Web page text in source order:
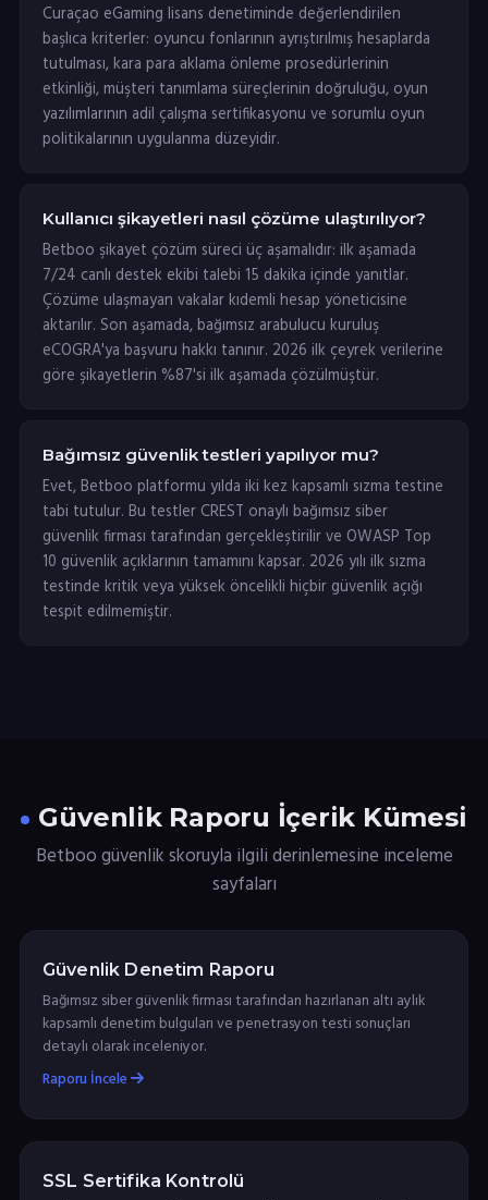
Curaçao eGaming lisans denetiminde değerlendirilen
başlıca kriterler: oyuncu fonlarının ayrıştırılmış hesaplarda
tutulması, kara para aklama önleme prosedürlerinin
etkinliği, müşteri tanımlama süreçlerinin doğruluğu, oyun
yazılımlarının adil çalışma sertifikasyonu ve sorumlu oyun
politikalarının uygulanma düzeyidir.
Kullanıcı şikayetleri nasıl çözüme ulaştırılıyor?
Betboo şikayet çözüm süreci üç aşamalıdır: ilk aşamada
7/24 canlı destek ekibi talebi 15 dakika içinde yanıtlar.
Çözüme ulaşmayan vakalar kıdemli hesap yöneticisine
aktarılır. Son aşamada, bağımsız arabulucu kuruluş
eCOGRA'ya başvuru hakkı tanınır. 2026 ilk çeyrek verilerine
göre şikayetlerin %87'si ilk aşamada çözülmüştür.
Bağımsız güvenlik testleri yapılıyor mu?
Evet, Betboo platformu yılda iki kez kapsamlı sızma testine
tabi tutulur. Bu testler CREST onaylı bağımsız siber
güvenlik firması tarafından gerçekleştirilir ve OWASP Top
10 güvenlik açıklarının tamamını kapsar. 2026 yılı ilk sızma
testinde kritik veya yüksek öncelikli hiçbir güvenlik açığı
tespit edilmemiştir.
Güvenlik Raporu İçerik Kümesi
Betboo güvenlik skoruyla ilgili derinlemesine inceleme
sayfaları
Güvenlik Denetim Raporu
Bağımsız siber güvenlik firması tarafından hazırlanan altı aylık
kapsamlı denetim bulguları ve penetrasyon testi sonuçları
detaylı olarak inceleniyor.
Raporu İncele
SSL Sertifika Kontrolü